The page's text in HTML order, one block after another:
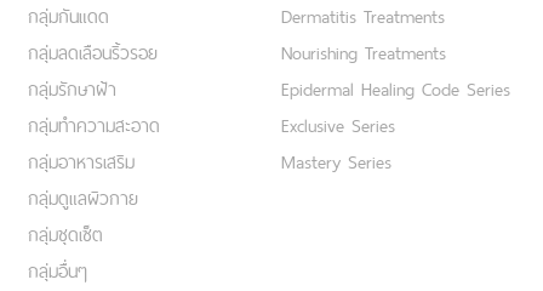
กลุ่มกันแดด
กลุ่มลดเลือนริ้วรอย
กลุ่มรักษาฝ้า
กลุ่มทำความสะอาด
กลุ่มอาหารเสริม
กลุ่มดูแลผิวกาย
กลุ่มชุดเซ็ต
กลุ่มอื่นๆ
Dermatitis Treatments
Nourishing Treatments
Epidermal Healing Code Series
Exclusive Series
Mastery Series